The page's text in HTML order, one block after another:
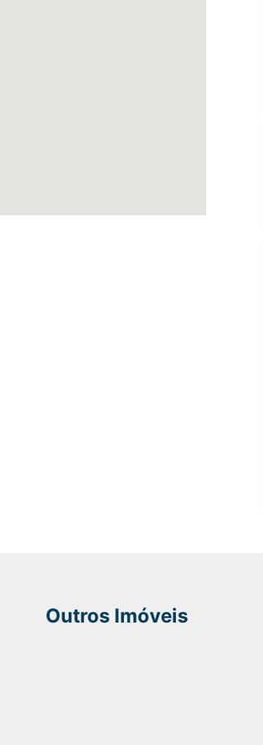
Outros Imóveis